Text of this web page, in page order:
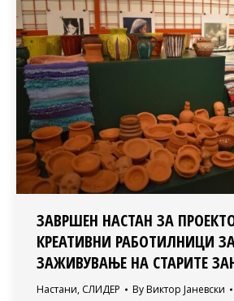
ЗАВРШЕН НАСТАН ЗА
КРЕАТИВНИ РАБОТИЛНИЦИ
ЗАЖИВУВАЊЕ НА СТАРИТЕ
Настани, СЛИДЕР By Виктор Јаневски